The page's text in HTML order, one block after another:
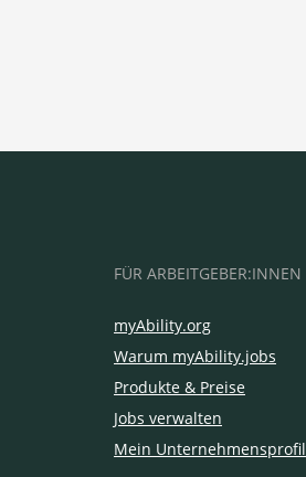
FÜR ARBEITGEBER:INNEN
myAbility.org
Warum myAbility.jobs
Produkte & Preise
Jobs verwalten
Mein Unternehmensprofil